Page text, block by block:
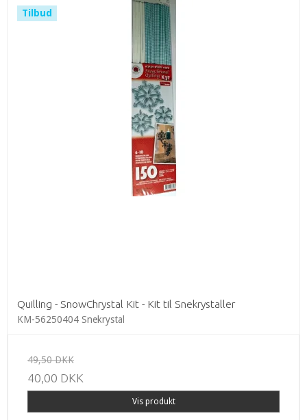
Tilbud
Quilling - SnowChrystal Kit - Kit til Snekrystaller
KM-56250404 Snekrystal
49,50 DKK
40,00 DKK
Vis produkt